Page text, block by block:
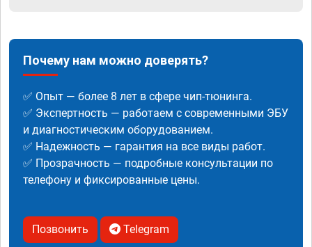
Почему нам можно доверять?
✅ Опыт — более 8 лет в сфере чип-тюнинга.
✅ Экспертность — работаем с современными ЭБУ
и диагностическим оборудованием.
✅ Надежность — гарантия на все виды работ.
✅ Прозрачность — подробные консультации по
телефону и фиксированные цены.
Позвонить Telegram